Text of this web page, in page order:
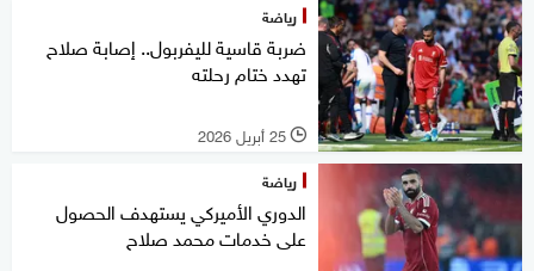
رياضة
ضربة قاسية لليفربول.. إصابة صلاح
تهدد ختام رحلته
l 25 أبريل 2026
رياضة
الدوري الأميركي يستهدف الحصول
على خدمات محمد صلاح